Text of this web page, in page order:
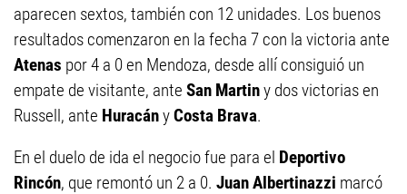
aparecen sextos, también con 12 unidades. Los buenos
resultados comenzaron en la fecha 7 con la victoria ante
Atenas por 4 a 0 en Mendoza, desde allí consiguió un
empate de visitante, ante San Martiny dos victorias en
Russell, ante HuracányCosta Brava.
En el duelo de ida el negocio fue para el Deportivo
Rincón, que remontó un 2 a 0. Juan Albertinazzi marcó